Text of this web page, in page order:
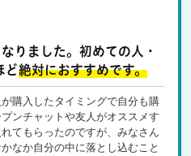
りました。初めての人・
ど絶対におすすめです。
購入したタイミングで自分も購
ンチャットや友人がオススメす
てもらったのですが、みなさん
なか自分の中に落とし込むこと